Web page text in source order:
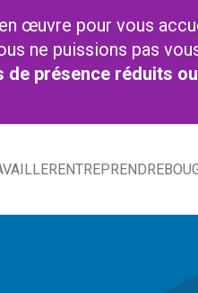
œuvre pour vous
ne puissions pas
présence réduits
ENTREPRENDRE